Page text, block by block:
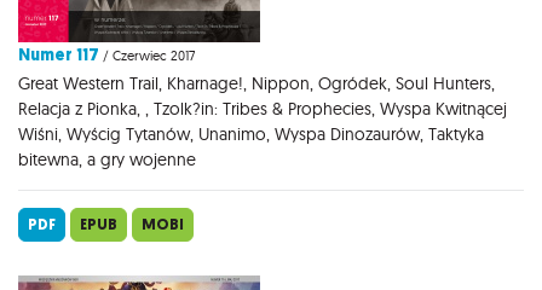
Numer 117 / Czerwiec 2017
Great Western Trail, Kharnage!, Nippon, Ogródek, Soul Hunters,
Relacja z Pionka, , Tzolk?in: Tribes & Prophecies, Wyspa Kwitnącej
Wiśni, Wyścig Tytanów, Unanimo, Wyspa Dinozaurów, Taktyka
bitewna, a gry wojenne
PDF EPUB MOBI